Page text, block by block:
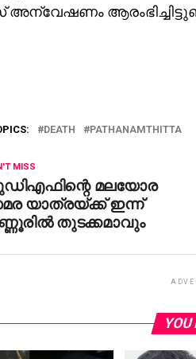
DEATH PATHANAMTHITTA
MISS
മലയോര
യാത്രയ്ക്ക് ഇന്ന്
തുടക്കമാവും